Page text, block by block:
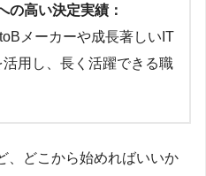
の高い決定実績：
メーカーや成長著しいIT
用し、長く活躍できる職
、どこから始めればいいか